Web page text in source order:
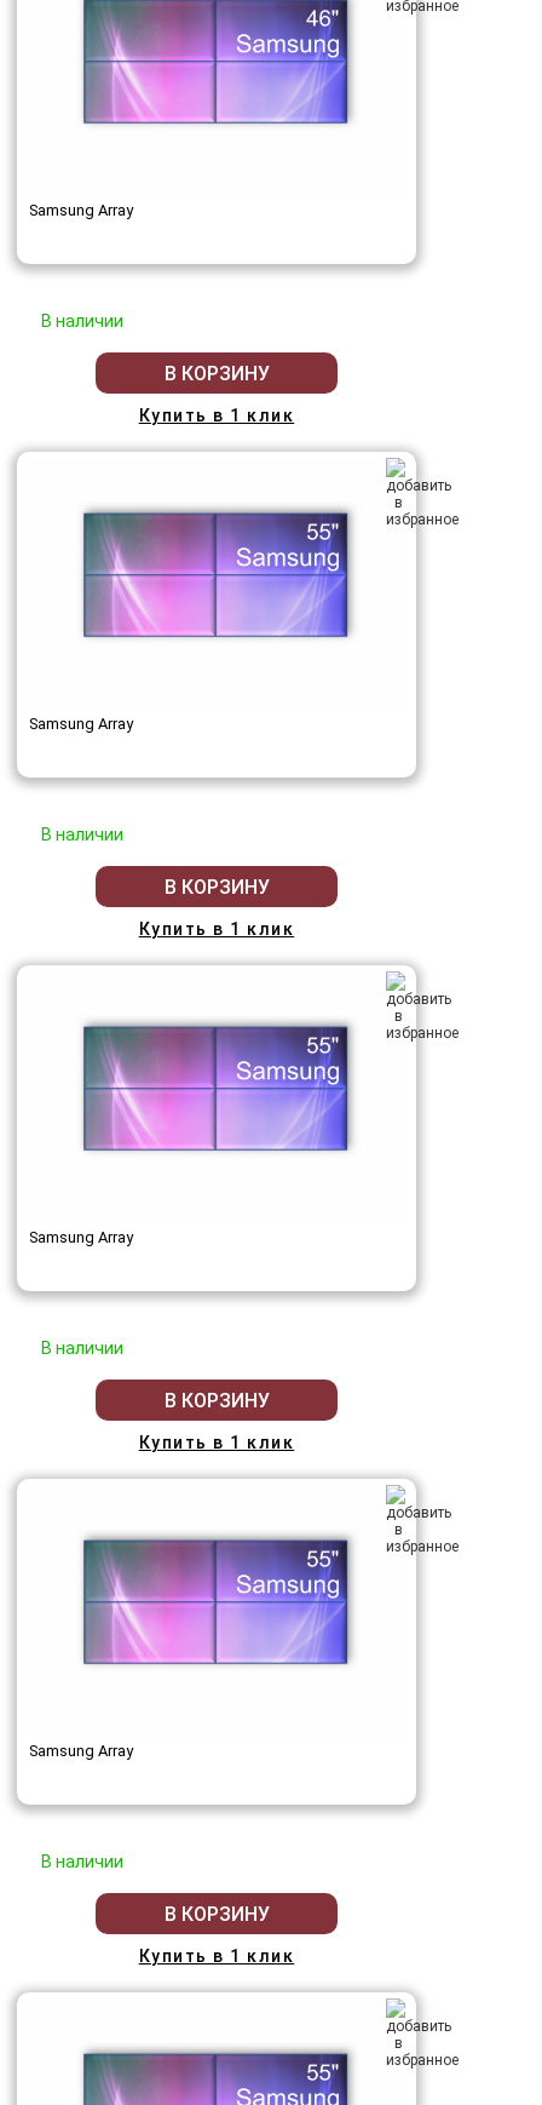
Samsung Array
В наличии
В КОРЗИНУ
Купить в 1 клик
Samsung Array
В наличии
В КОРЗИНУ
Купить в 1 клик
Samsung Array
В наличии
В КОРЗИНУ
Купить в 1 клик
Samsung Array
В наличии
В КОРЗИНУ
Купить в 1 клик